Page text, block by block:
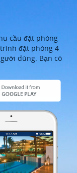
cầu đặt phòng
đặt phòng 4
dùng. Bạn có